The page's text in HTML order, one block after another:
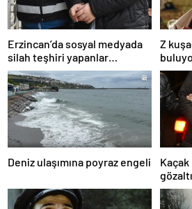
Erzincan’da sosyal medyada
silah teşhiri yapanlar
yakalandı
Z
ve
Deniz ulaşımına poyraz engeli
Kaçak
gözaltı